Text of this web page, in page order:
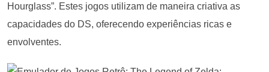
Hourglass”. Estes jogos utilizam de maneira criativa as
capacidades do DS, oferecendo experiências ricas e
envolventes.